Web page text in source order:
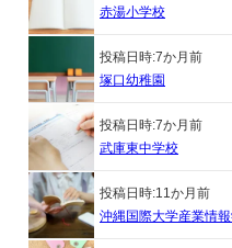
赤湯小学校
投稿日時:7か月前
塚口幼稚園
投稿日時:7か月前
武庫東中学校
投稿日時:11か月前
沖縄国際大学産業情